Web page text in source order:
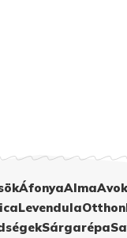
ÁfonyaAlma
LevendulaOtthon
Sárgarépa